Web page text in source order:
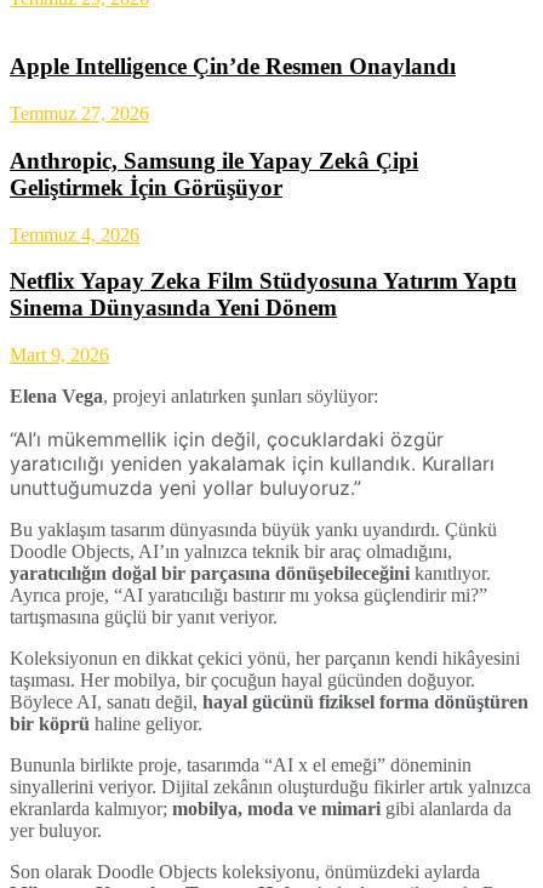
Apple Intelligence Çin’de Resmen Onaylandı
Temmuz 27, 2026
Anthropic, Samsung ile Yapay Zekâ Çipi
Geliştirmek İçin Görüşüyor
Temmuz 4, 2026
Netflix Yapay Zeka Film Stüdyosuna Yatırım Yaptı
Sinema Dünyasında Yeni Dönem
Mart 9, 2026
Elena Vega, projeyi anlatırken şunları söylüyor:
“AI’ı mükemmellik için değil, çocuklardaki özgür
yaratıcılığı yeniden yakalamak için kullandık. Kuralları
unuttuğumuzda yeni yollar buluyoruz.”
Bu yaklaşım tasarım dünyasında büyük yankı uyandırdı. Çünkü
Doodle Objects, AI’ın yalnızca teknik bir araç olmadığını,
yaratıcılığın doğal bir parçasına dönüşebileceğini kanıtlıyor.
Ayrıca proje, “AI yaratıcılığı bastırır mı yoksa güçlendirir mi?”
tartışmasına güçlü bir yanıt veriyor.
Koleksiyonun en dikkat çekici yönü, her parçanın kendi hikâyesini
taşıması. Her mobilya, bir çocuğun hayal gücünden doğuyor.
Böylece AI, sanatı değil, hayal gücünü fiziksel forma dönüştüren
bir köprü haline geliyor.
Bununla birlikte proje, tasarımda “AI x el emeği” döneminin
sinyallerini veriyor. Dijital zekânın oluşturduğu fikirler artık yalnızca
ekranlarda kalmıyor; mobilya, moda ve mimari gibi alanlarda da
yer buluyor.
Son olarak Doodle Objects koleksiyonu, önümüzdeki aylarda